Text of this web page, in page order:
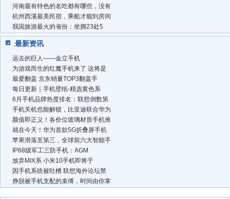
河南最有特色的名吃都有哪些，没有
杭州西溪最美民宿，乘船才能到房间
我国旅游最火的省份：坐拥23处5
最新资讯
远去的巨人——金立手机
为游戏而生的红魔手机来了 这将是
最爱翻盖 京东销量TOP3翻盖手
每日更新｜手机壁纸-精选黄色系
6月手机品牌热度排名：联想倒数第
手机关机也能解锁，比亚迪联合华为
颜值即正义！各价位玻璃材质手机推
就在今天！华为首款5G折叠屏手机
苹果滑落至第三，全球前六大智能手
IP68级军工三防手机：AGM
放弃MIX系 小米10手机即将于
因手机系统被吐槽 联想海外论坛禁
挣脱被手机支配的束缚，时间由你掌